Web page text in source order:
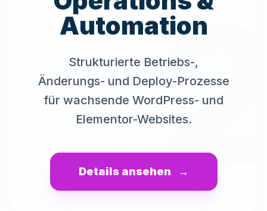
Automation
Strukturierte Betriebs-,
Änderungs- und Deploy-Prozesse
für wachsende WordPress- und
Elementor-Websites.
Details ansehen →